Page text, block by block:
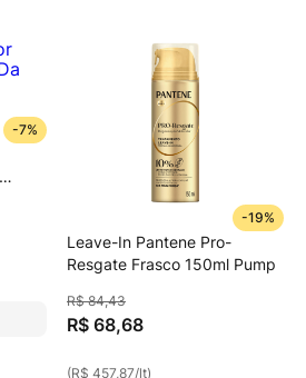
-7%
-19%
Leave-In Pantene Pro-
Resgate Frasco 150ml Pump
R$ 84,43
R$ 68,68
(R$ 457,87/lt)